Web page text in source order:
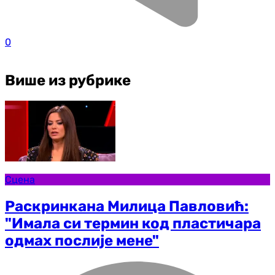
0
Више из рубрике
Сцена
Раскринкана Милица Павловић:
"Имала си термин код пластичара
одмах послије мене"